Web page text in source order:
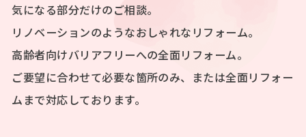
気になる部分だけのご相談。
リノベーションのようなおしゃれなリフォーム。
高齢者向けバリアフリーへの全面リフォーム。
ご要望に合わせて必要な箇所のみ、または全面リフォー
ムまで対応しております。